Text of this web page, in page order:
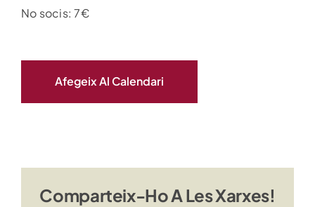
No socis: 7€
Afegeix Al Calendari
Comparteix-Ho A Les Xarxes!